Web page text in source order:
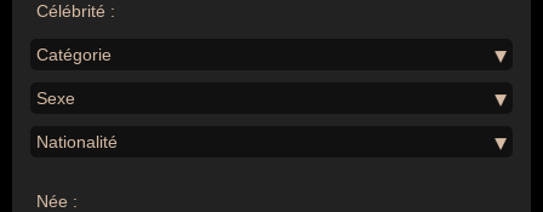
Célébrité :
Catégorie
Sexe
Nationalité
Née :